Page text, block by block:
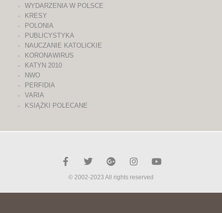
WYDARZENIA W POLSCE
KRESY
POLONIA
PUBLICYSTYKA
NAUCZANIE KATOLICKIE
KORONAWIRUS
KATYN 2010
NWO
PERFIDIA
VARIA
KSIĄŻKI POLECANE
© 2002-2023 All rights reserved